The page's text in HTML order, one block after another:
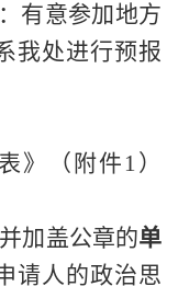
有意参加地方
我处进行预报
》（附件 1）
加盖公章的单
请人的政治思